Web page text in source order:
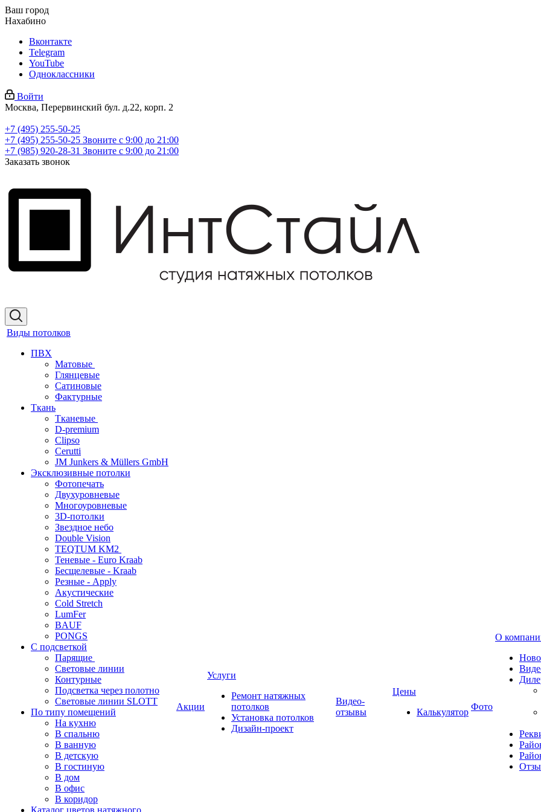
Ваш город
Нахабино
Вконтакте
Telegram
YouTube
Одноклассники
Войти
Москва, Перервинский бул. д.22, корп. 2
+7 (495) 255-50-25
+7 (495) 255-50-25 Звоните с 9:00 до 21:00
+7 (985) 920-28-31 Звоните с 9:00 до 21:00
Заказать звонок
Виды потолков
ПВХ
Матовые
Глянцевые
Сатиновые
Фактурные
Ткань
Тканевые
D-premium
Clipso
Cerutti
JM Junkers & Müllers GmbH
Эксклюзивные потолки
Фотопечать
Двухуровневые
Многоуровневые
3D-потолки
Звездное небо
Double Vision
TEQTUM KM2
Теневые - Euro Kraab
Бесщелевые - Kraab
Резные - Apply
Акустические
Cold Stretch
LumFer
BAUF
PONGS
С подсветкой
Парящие
Световые линии
Контурные
Подсветка через полотно
Световые линии SLOTT
По типу помещений
На кухню
В спальню
В ванную
В детскую
В гостиную
В дом
В офис
В коридор
Каталог цветов натяжного
Акции
Услуги
Ремонт натяжных
потолков
Установка потолков
Дизайн-проект
Видео-
отзывы
Цены
Калькулятор
Фото
О